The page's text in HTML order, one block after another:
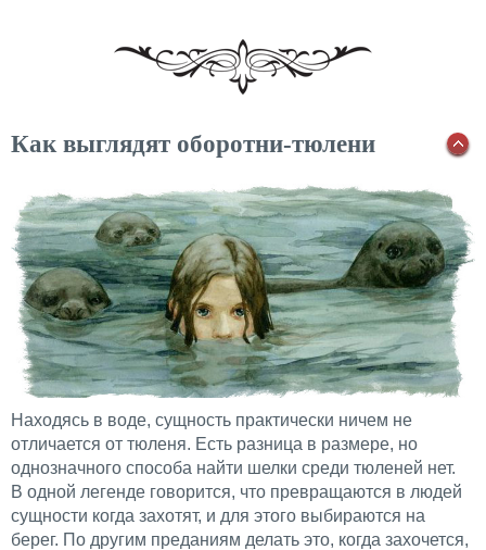
Как выглядят оборотни-тюлени
Находясь в воде, сущность практически ничем не
отличается от тюленя. Есть разница в размере, но
однозначного способа найти шелки среди тюленей нет.
В одной легенде говорится, что превращаются в людей
сущности когда захотят, и для этого выбираются на
берег. По другим преданиям делать это, когда захочется,